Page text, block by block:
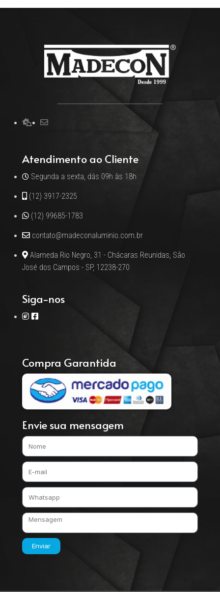
Atendimento ao Cliente
Segunda a sexta, dás 09h às 18h
(12) 3917-2325
(12) 99685-1783
contato@madeconaluminio.com.br
Alameda Rio Negro, 31 - Chácaras Reunidas, São
José dos Campos - SP, 12238-270
Siga-nos
Compra Garantida
Envie sua mensagem
Enviar